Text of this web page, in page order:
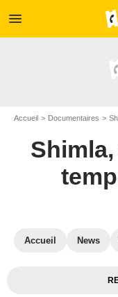
menu
Accueil Documentaires
Accueil News